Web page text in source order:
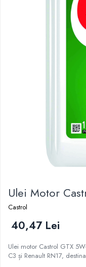
Ulei Motor
Castrol
40,47 Lei
Ulei motor Castrol GTX
C3 și Renault RN17,